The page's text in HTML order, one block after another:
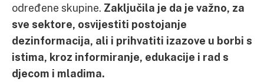
određene skupine. Zaključila je da je važno, za
sve sektore, osvijestiti postojanje
dezinformacija, ali i prihvatiti izazove u borbi s
istima, kroz informiranje, edukacije i rad s
djecom i mladima.